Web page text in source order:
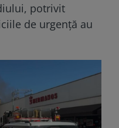
potrivit
de urgență au